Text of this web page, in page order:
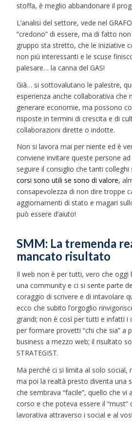
stoffa, è meglio abbandonare il
L’analisi del settore, vede nel
“credono” di essere, ma di fatto
gruppo sta stretto, che le iniziative
non più interessanti e le scuse
palesare… la canna del GAS!
Già… si sottovalutano le palestre,
esperienza anche collaborativa che
generare economie, ma possono
risposte in termini di crescita e di
collaborazioni dirette o indotte.
Non si lavora mai per niente ed è
conviene invitare queste persone
seguire il consiglio che tanti colleghi
corsi sono utili se sono di valore,
consapevolezza di non dire troppe
aggiornamenti di stato e magari
può essere d’aiuto!
SMM: La tremenda
mancato risultato
Il web non è per tutti, vero che oggi
una community e ci si sente parte
coraggio di scrivere e di intavolare
ecco che subito l’orgoglio
grandi; non è così per tutti e infatti i
per formare provetti “chi che sia” a
business a mezzo web; il risultato
STRATEGIST.
Ma perché ci si limita al solo social,
ma poi la realtà presto diventa una
che sembrava “facile”, quello che
corso e che poteva essere il “must”
lavorativa attraverso i social e al